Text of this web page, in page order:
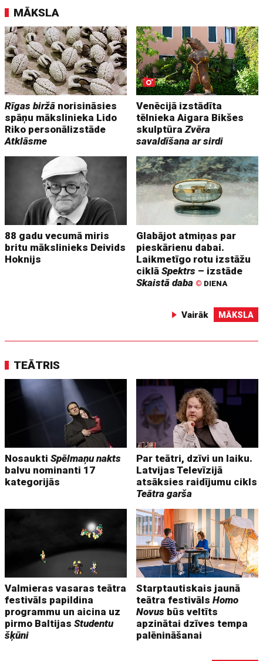
MĀKSLA
Rīgas biržā norisināsies
spāņu mākslinieka Lido
Riko personālizstāde
Atklāsme
Venēcijā izstādīta
tēlnieka Aigara Bikšes
skulptūraZvēra
savaldīšana ar sirdi
88 gadu vecumā miris
britu mākslinieks Deivids
Hoknijs
Glabājot atmiņas par
pieskārienu dabai.
Laikmetīgo rotu izstāžu
ciklāSpektrs – izstāde
Skaistā daba © DIENA
Vairāk MĀKSLA
TEĀTRIS
NosauktiSpēlmaņu nakts
balvu nominanti 17
kategorijās
Par teātri, dzīvi un laiku.
Latvijas Televīzijā
atsāksies raidījumu cikls
Teātra garša
Valmieras vasaras teātra
festivāls papildina
programmu un aicina uz
pirmo BaltijasStudentu
šķūni
Starptautiskais jaunā
teātra festivālsHomo
Novus būs veltīts
apzinātai dzīves tempa
palēnināšanai